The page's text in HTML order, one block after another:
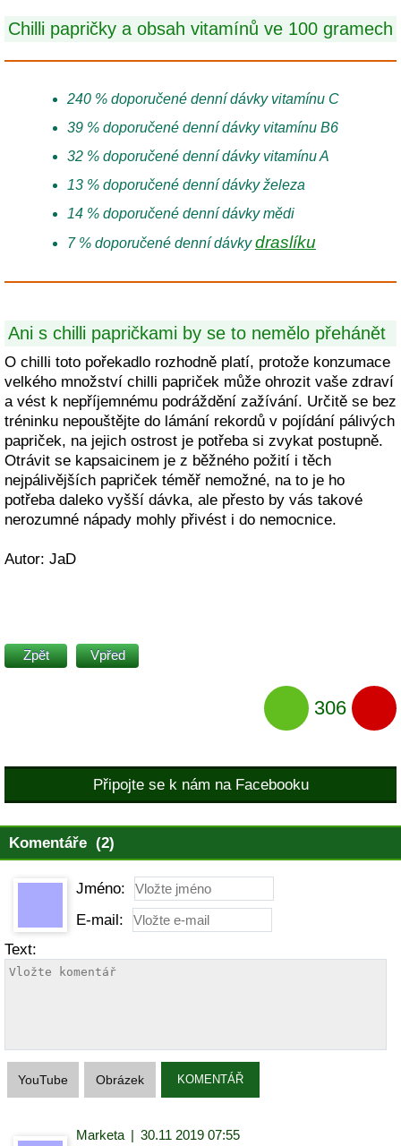
Chilli papričky a obsah vitamínů ve 100 gramech
240 % doporučené denní dávky vitamínu C
39 % doporučené denní dávky vitamínu B6
32 % doporučené denní dávky vitamínu A
13 % doporučené denní dávky železa
14 % doporučené denní dávky mědi
7 % doporučené denní dávkydraslíku
Ani s chilli papričkami by se to nemělo přehánět
O chilli toto pořekadlo rozhodně platí, protože konzumace
velkého množství chilli papriček může ohrozit vaše zdraví
a vést k nepříjemnému podráždění zažívání. Určitě se bez
tréninku nepouštějte do lámání rekordů v pojídání pálivých
papriček, na jejich ostrost je potřeba si zvykat postupně.
Otrávit se kapsaicinem je z běžného požití i těch
nejpálivějších papriček téměř nemožné, na to je ho
potřeba daleko vyšší dávka, ale přesto by vás takové
nerozumné nápady mohly přivést i do nemocnice.
Autor: JaD
Zpět Vpřed
306
Připojte se k nám na Facebooku
Komentáře (2)
Jméno:
E-mail:
Text:
YouTube Obrázek KOMENTÁŘ
Marketa | 30.11 2019 07:55